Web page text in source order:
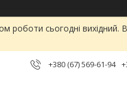
роботи сьогодні
+380 (67) 569-61-94